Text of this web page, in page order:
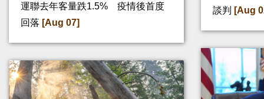
運聯去年客量跌1.5% 疫情後首度
回落 [Aug 07]
談判
[Aug